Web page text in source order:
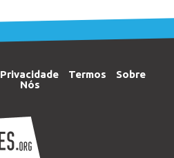
Privacidade Termos
Sobre
Nós